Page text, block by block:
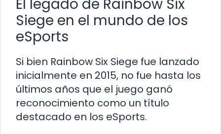
El legado de Rainbow Six
Siege en el mundo de los
eSports
Si bien Rainbow Six Siege fue lanzado
inicialmente en 2015, no fue hasta los
últimos años que el juego ganó
reconocimiento como un título
destacado en los eSports.